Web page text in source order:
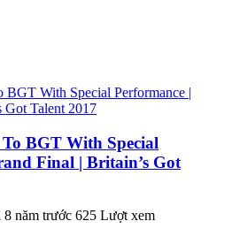
BGT With Special
Final | Britain’s Got
8 năm trước 625 Lượt xem